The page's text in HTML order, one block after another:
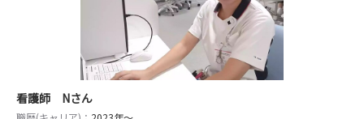
看護師 Nさん